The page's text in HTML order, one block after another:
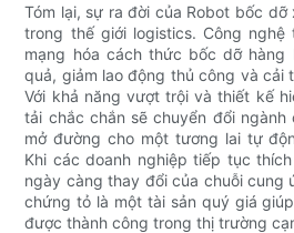
Tóm lại, sự ra đời của Robot bốc
trong thế giới logistics. Công
mạng hóa cách thức bốc dỡ
quả, giảm lao động thủ công và cải
Với khả năng vượt trội và thiết kế
tải chắc chắn sẽ chuyển đổi ngành
mở đường cho một tương lai tự
Khi các doanh nghiệp tiếp tục
ngày càng thay đổi của chuỗi cung
chứng tỏ là một tài sản quý giá
được thành công trong thị trường